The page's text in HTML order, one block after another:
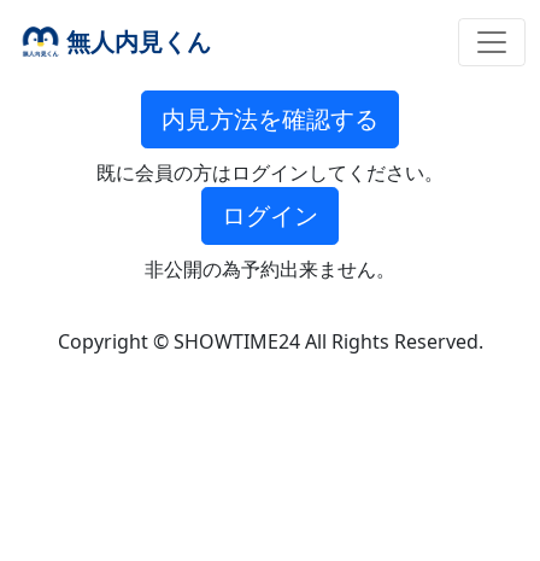
無人内見くん
内見方法を確認する
既に会員の方はログインしてください。
ログイン
非公開の為予約出来ません。
Copyright © SHOWTIME24 All Rights Reserved.